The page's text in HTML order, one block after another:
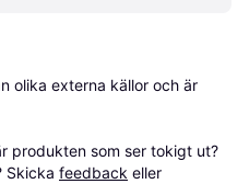
olika externa källor och är
produkten som ser tokigt ut?
Skicka feedback eller